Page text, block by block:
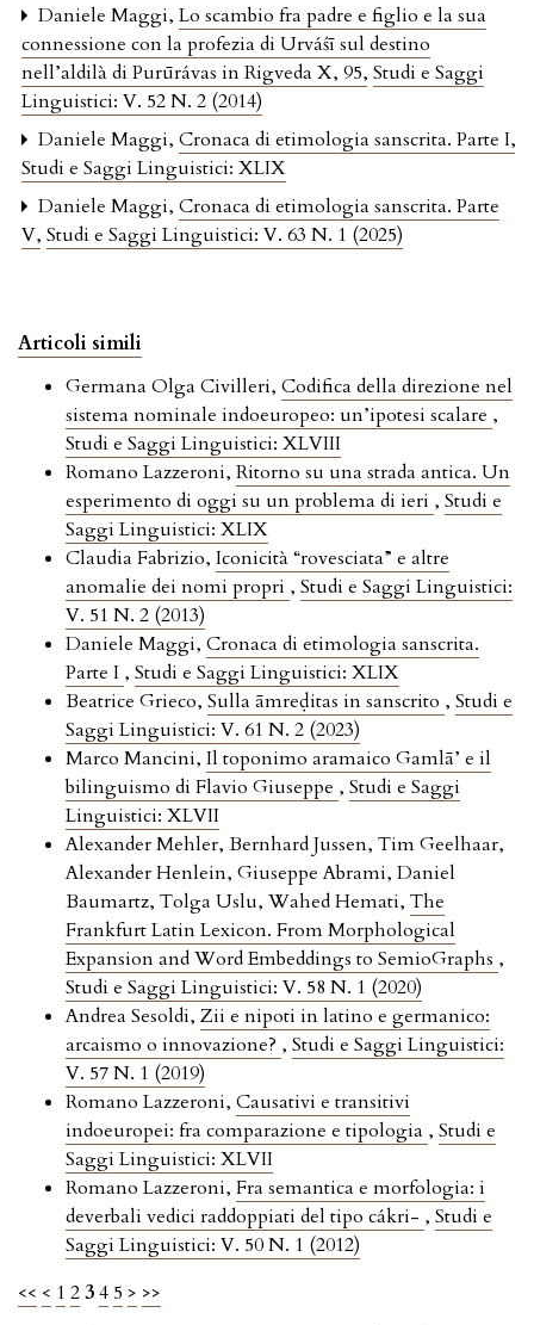
Daniele Maggi, Lo scambio fra padre e figlio e la sua
connessione con la profezia di Urváśī sul destino
nell’aldilà di Purūrávas in Rigveda X, 95, Studi e Saggi
Linguistici: V. 52 N. 2 (2014)
Daniele Maggi, Cronaca di etimologia sanscrita. Parte I,
Studi e Saggi Linguistici: XLIX
Daniele Maggi, Cronaca di etimologia sanscrita. Parte
V, Studi e Saggi Linguistici: V. 63 N. 1 (2025)
Articoli simili
Germana Olga Civilleri, Codifica della direzione nel
sistema nominale indoeuropeo: un’ipotesi scalare ,
Studi e Saggi Linguistici: XLVIII
Romano Lazzeroni, Ritorno su una strada antica. Un
esperimento di oggi su un problema di ieri , Studi e
Saggi Linguistici: XLIX
Claudia Fabrizio, Iconicità “rovesciata” e altre
anomalie dei nomi propri , Studi e Saggi Linguistici:
V. 51 N. 2 (2013)
Daniele Maggi, Cronaca di etimologia sanscrita.
Parte I , Studi e Saggi Linguistici: XLIX
Beatrice Grieco, Sulla āmreḍitas in sanscrito , Studi e
Saggi Linguistici: V. 61 N. 2 (2023)
Marco Mancini, Il toponimo aramaico Gamlā’ e il
bilinguismo di Flavio Giuseppe , Studi e Saggi
Linguistici: XLVII
Alexander Mehler, Bernhard Jussen, Tim Geelhaar,
Alexander Henlein, Giuseppe Abrami, Daniel
Baumartz, Tolga Uslu, Wahed Hemati, The
Frankfurt Latin Lexicon. From Morphological
Expansion and Word Embeddings to SemioGraphs ,
Studi e Saggi Linguistici: V. 58 N. 1 (2020)
Andrea Sesoldi, Zii e nipoti in latino e germanico:
arcaismo o innovazione? , Studi e Saggi Linguistici:
V. 57 N. 1 (2019)
Romano Lazzeroni, Causativi e transitivi
indoeuropei: fra comparazione e tipologia , Studi e
Saggi Linguistici: XLVII
Romano Lazzeroni, Fra semantica e morfologia: i
deverbali vedici raddoppiati del tipo cákri- , Studi e
Saggi Linguistici: V. 50 N. 1 (2012)
<< < 1 234 5 > >>